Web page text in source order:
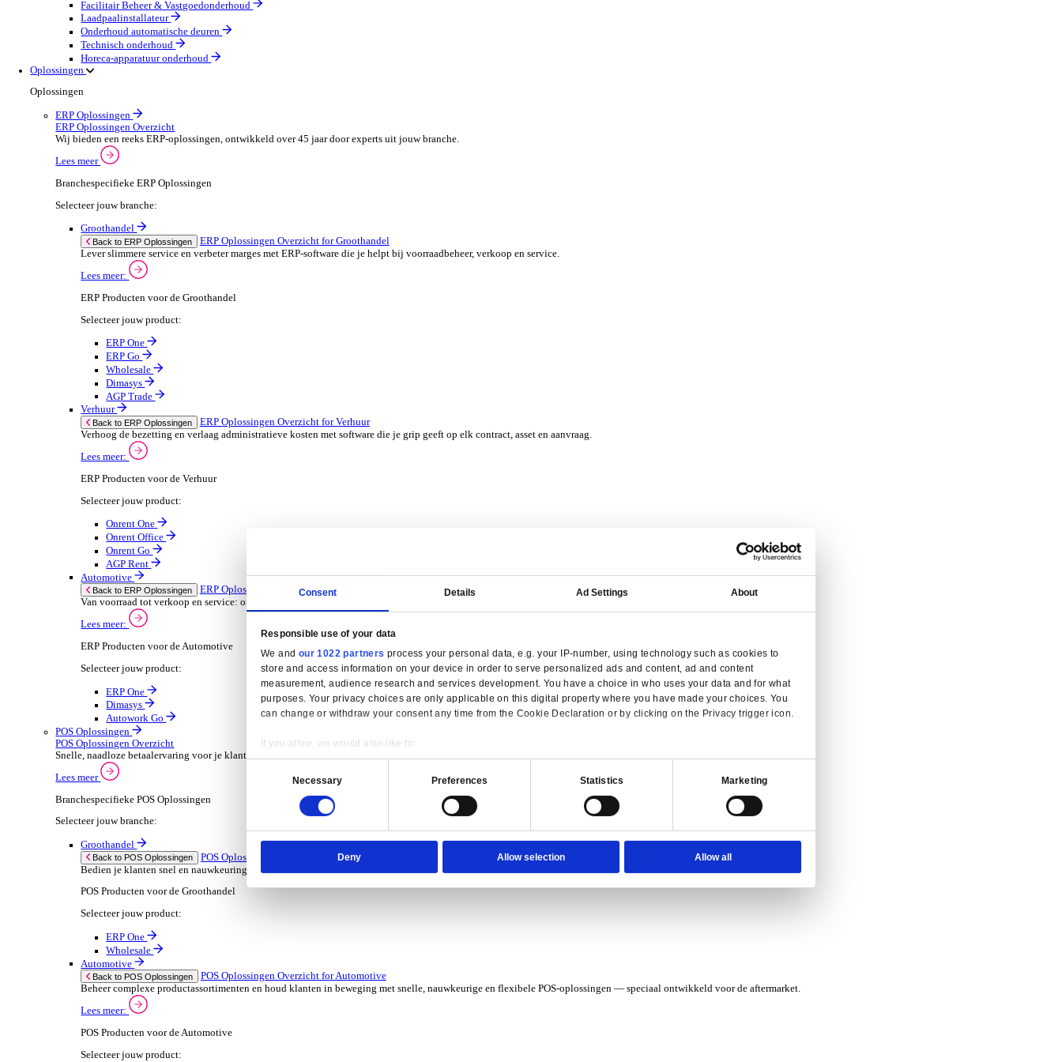
Machines & Gereedschap
Field Service
Field Service Overzicht
Stroomlijn je processen, neem betere beslissingen en geef je team een boost met een alles-in-één field service platform.
Selecteer jouw branche:
Brandbeveiliging & Brandveiligheid
Waterhygiëne en behandeling
Sanitair- en verwarming
Beveiligingsinstallateur
Elektrotechnische installateur
Medische apparatuur onderhoud
Lift- en roltraponderhoud
Facilitair Beheer & Vastgoedonderhoud
Onderhoud automatische deuren
Technisch onderhoud
Horeca-apparatuur onderhoud
Oplossingen
Oplossingen
ERP Oplossingen
ERP Oplossingen Overzicht
Wij bieden een reeks ERP-oplossingen, ontwikkeld over 45 jaar door experts uit jouw branche.
Branchespecifieke ERP Oplossingen
Selecteer jouw branche:
Groothandel
Back to ERP Oplossingen
Lever slimmere service en verbeter marges met ERP-software die je helpt bij voorraadbeheer, verkoop en service.
Lees meer:
ERP Producten voor de Groothandel
Selecteer jouw product:
ERP One
ERP Go
Wholesale
Dimasys
AGP Trade
Verhuur
Back to ERP Oplossingen
ERP Oplossingen Overzicht for Verhuur
Verhoog de bezetting en verlaag administratieve kosten met software die je grip geeft op elk contract, asset en aanvraag.
Lees meer:
ERP Producten voor de Verhuur
Selecteer jouw product:
Onrent One
Onrent Office
Onrent Go
AGP Rent
Automotive
Back to ERP Oplossingen
Van voorraad tot verkoop en service: ontdek de ERP-oplossingen die jouw aftermarketbedrijf in topvorm houden.